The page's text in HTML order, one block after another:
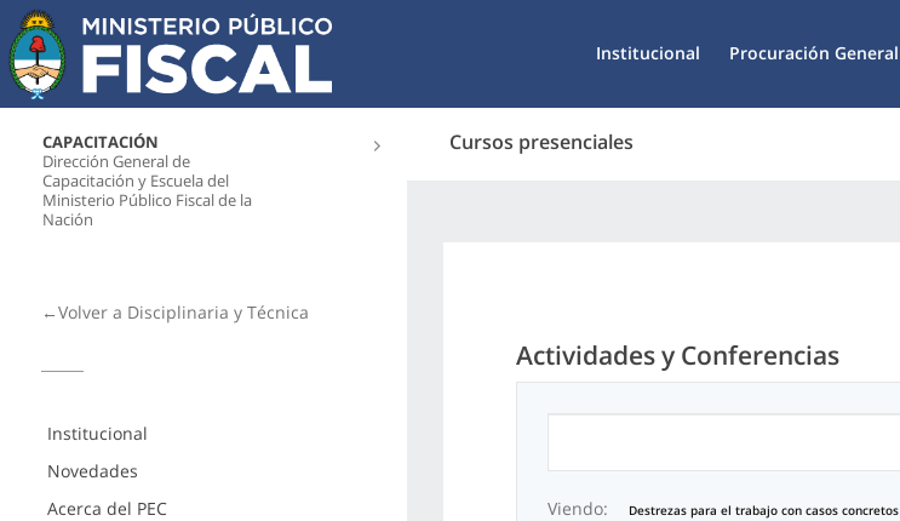
Institucional Procuración General
CAPACITACIÓN
Dirección General de
Capacitación y Escuela del
Ministerio Público Fiscal de la
Nación
Cursos presenciales
←Volver a Disciplinaria y Técnica
Institucional
Novedades
Acerca del PEC
Actividades y Conferencias
Viendo: Destrezas para el trabajo con casos concretos